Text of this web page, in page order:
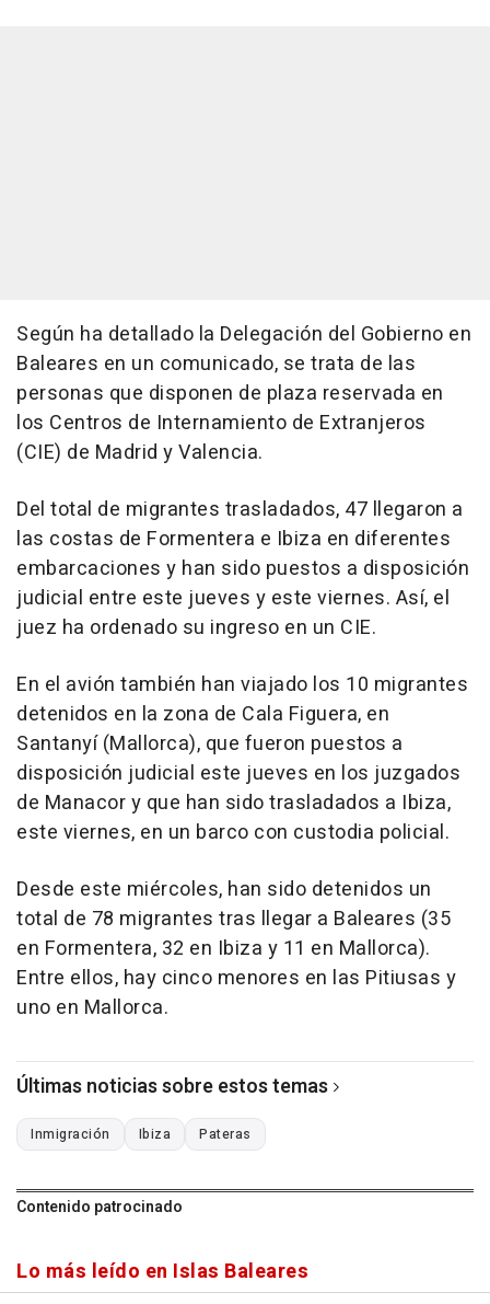
Según ha detallado la Delegación del Gobierno en
Baleares en un comunicado, se trata de las
personas que disponen de plaza reservada en
los Centros de Internamiento de Extranjeros
(CIE) de Madrid y Valencia.
Del total de migrantes trasladados, 47 llegaron a
las costas de Formentera e Ibiza en diferentes
embarcaciones y han sido puestos a disposición
judicial entre este jueves y este viernes. Así, el
juez ha ordenado su ingreso en un CIE.
En el avión también han viajado los 10 migrantes
detenidos en la zona de Cala Figuera, en
Santanyí (Mallorca), que fueron puestos a
disposición judicial este jueves en los juzgados
de Manacor y que han sido trasladados a Ibiza,
este viernes, en un barco con custodia policial.
Desde este miércoles, han sido detenidos un
total de 78 migrantes tras llegar a Baleares (35
en Formentera, 32 en Ibiza y 11 en Mallorca).
Entre ellos, hay cinco menores en las Pitiusas y
uno en Mallorca.
Últimas noticias sobre estos temas
Inmigración Ibiza Pateras
Contenido patrocinado
Lo más leído en Islas Baleares